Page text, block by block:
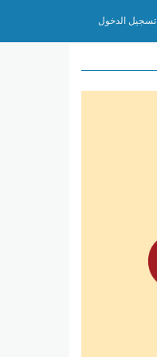
تسجيل الدخول